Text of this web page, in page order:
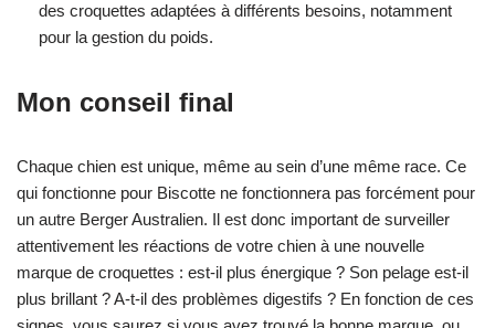
des croquettes adaptées à différents besoins, notamment
pour la gestion du poids.
Mon conseil final
Chaque chien est unique, même au sein d’une même race. Ce
qui fonctionne pour Biscotte ne fonctionnera pas forcément pour
un autre Berger Australien. Il est donc important de surveiller
attentivement les réactions de votre chien à une nouvelle
marque de croquettes : est-il plus énergique ? Son pelage est-il
plus brillant ? A-t-il des problèmes digestifs ? En fonction de ces